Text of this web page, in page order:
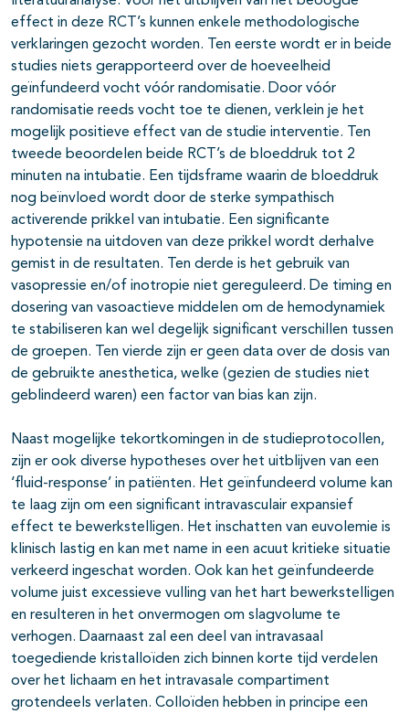
effect in deze RCT’s kunnen enkele methodologische
verklaringen gezocht worden. Ten eerste wordt er in beide
studies niets gerapporteerd over de hoeveelheid
geïnfundeerd vocht vóór randomisatie. Door vóór
randomisatie reeds vocht toe te dienen, verklein je het
mogelijk positieve effect van de studie interventie. Ten
tweede beoordelen beide RCT’s de bloeddruk tot 2
minuten na intubatie. Een tijdsframe waarin de bloeddruk
nog beïnvloed wordt door de sterke sympathisch
activerende prikkel van intubatie. Een significante
hypotensie na uitdoven van deze prikkel wordt derhalve
gemist in de resultaten. Ten derde is het gebruik van
vasopressie en/of inotropie niet gereguleerd. De timing en
dosering van vasoactieve middelen om de hemodynamiek
te stabiliseren kan wel degelijk significant verschillen tussen
de groepen. Ten vierde zijn er geen data over de dosis van
de gebruikte anesthetica, welke (gezien de studies niet
geblindeerd waren) een factor van bias kan zijn.
Naast mogelijke tekortkomingen in de studieprotocollen,
zijn er ook diverse hypotheses over het uitblijven van een
‘fluid-response’ in patiënten. Het geïnfundeerd volume kan
te laag zijn om een significant intravasculair expansief
effect te bewerkstelligen. Het inschatten van euvolemie is
klinisch lastig en kan met name in een acuut kritieke situatie
verkeerd ingeschat worden. Ook kan het geïnfundeerde
volume juist excessieve vulling van het hart bewerkstelligen
en resulteren in het onvermogen om slagvolume te
verhogen. Daarnaast zal een deel van intravasaal
toegediende kristalloïden zich binnen korte tijd verdelen
over het lichaam en het intravasale compartiment
grotendeels verlaten. Colloïden hebben in principe een